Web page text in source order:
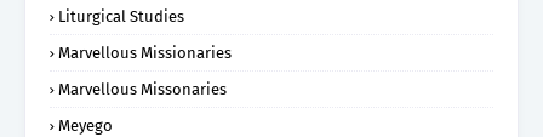
Liturgical Studies
Marvellous Missionaries
Marvellous Missonaries
Meyego